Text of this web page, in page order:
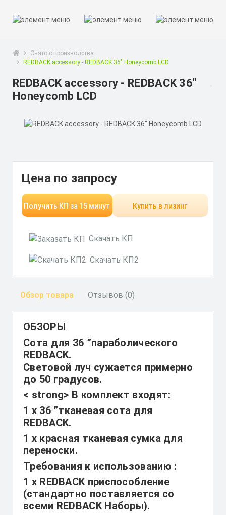
Снято с производства
REDBACK accessory - REDBACK 36" Honeycomb LCD
REDBACK accessory - REDBACK 36"
Honeycomb LCD
Цена по запросу
Получить КП за 15 минут Купить в лизинг
Скачать КП
Скачать КП2
Обзор товара Отзывов (0)
ОБЗОРЫ
Сота для 36 ”параболического
REDBACK.
Световой луч сужается примерно
до 50 градусов.
< strong> В комплект входят:
1 х 36 ”тканевая сота для
REDBACK.
1 х красная тканевая сумка для
переноски.
Требования к использованию :
1 x REDBACK приспособление
(стандартно поставляется со
всеми REDBACK Наборы).